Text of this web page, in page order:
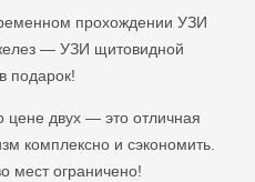
прохождении УЗИ
— УЗИ щитовидной
подарок!
цене двух — это отличная
комплексно и сэкономить.
мест ограничено!